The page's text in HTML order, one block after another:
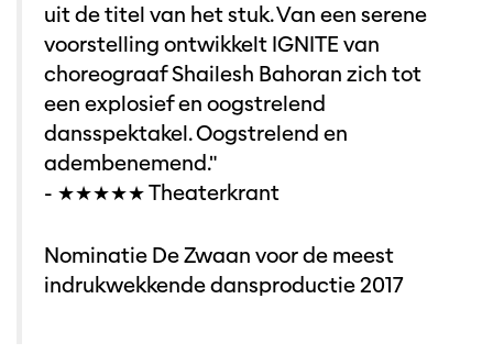
uit de titel van het stuk. Van een serene
voorstelling ontwikkelt IGNITE van
choreograaf Shailesh Bahoran zich tot
een explosief en oogstrelend
dansspektakel. Oogstrelend en
adembenemend."
- ★★★★★ Theaterkrant
Nominatie De Zwaan voor de meest
indrukwekkende dansproductie 2017